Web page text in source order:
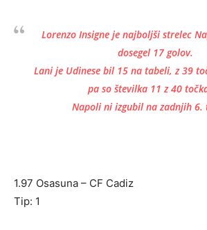
Lorenzo Insigne je najboljši strelec
dosegel 17 golov.
Lani je Udinese bil 15 na tabeli, z 39
pa so številka 11 z 40
Napoli ni izgubil na zadnjih 6.
1.97 Osasuna – CF Cadiz
Tip: 1